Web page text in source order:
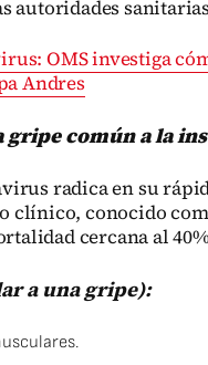
autoridades
OMS investiga
Andres
gripe común a la
radica en su
clínico, conocido
cercana al
a una gripe):